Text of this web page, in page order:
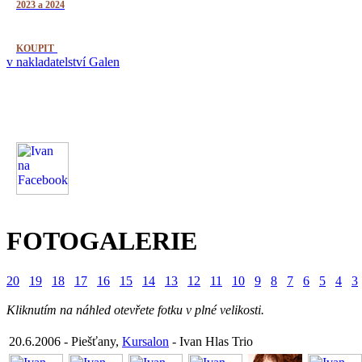
2023 a 2024
KOUPIT
v nakladatelství Galen
FOTOGALERIE
20 19 18 17 16 15 14 13 12 11 10 9 8 7 6 5 4 3
Kliknutím na náhled otevřete fotku v plné velikosti.
20.6.2006 - Piešťany, Kursalon - Ivan Hlas Trio